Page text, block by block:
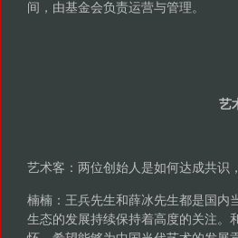
间，由基金会负责运营与管理。
艺
艺术客：两位创始人是如何达成共识
楠楠：王兵先生和薛冰先生都是国内
生态的发展持续保持着高度的关注。